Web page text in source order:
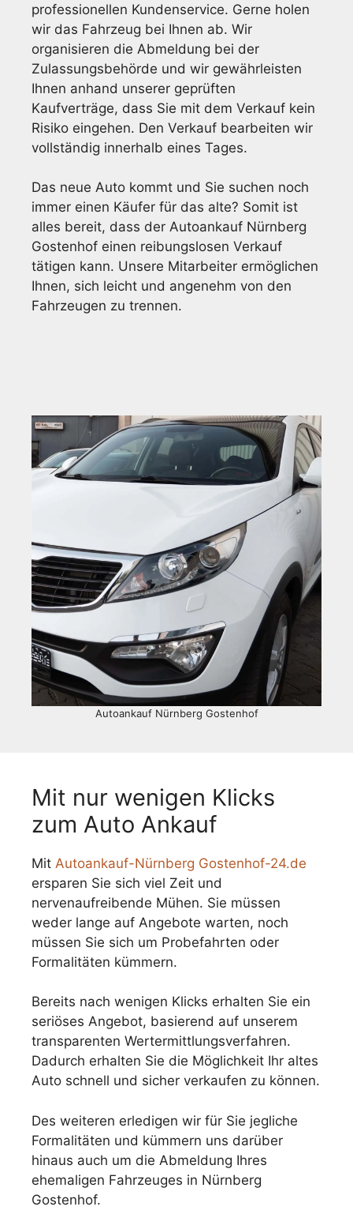
professionellen Kundenservice. Gerne holen
wir das Fahrzeug bei Ihnen ab. Wir
organisieren die Abmeldung bei der
Zulassungsbehörde und wir gewährleisten
Ihnen anhand unserer geprüften
Kaufverträge, dass Sie mit dem Verkauf kein
Risiko eingehen. Den Verkauf bearbeiten wir
vollständig innerhalb eines Tages.
Das neue Auto kommt und Sie suchen noch
immer einen Käufer für das alte? Somit ist
alles bereit, dass der Autoankauf Nürnberg
Gostenhof einen reibungslosen Verkauf
tätigen kann. Unsere Mitarbeiter ermöglichen
Ihnen, sich leicht und angenehm von den
Fahrzeugen zu trennen.
Autoankauf Nürnberg Gostenhof
Mit nur wenigen Klicks
zum Auto Ankauf
Mit Autoankauf-Nürnberg Gostenhof-24.de
ersparen Sie sich viel Zeit und
nervenaufreibende Mühen. Sie müssen
weder lange auf Angebote warten, noch
müssen Sie sich um Probefahrten oder
Formalitäten kümmern.
Bereits nach wenigen Klicks erhalten Sie ein
seriöses Angebot, basierend auf unserem
transparenten Wertermittlungsverfahren.
Dadurch erhalten Sie die Möglichkeit Ihr altes
Auto schnell und sicher verkaufen zu können.
Des weiteren erledigen wir für Sie jegliche
Formalitäten und kümmern uns darüber
hinaus auch um die Abmeldung Ihres
ehemaligen Fahrzeuges in Nürnberg
Gostenhof.